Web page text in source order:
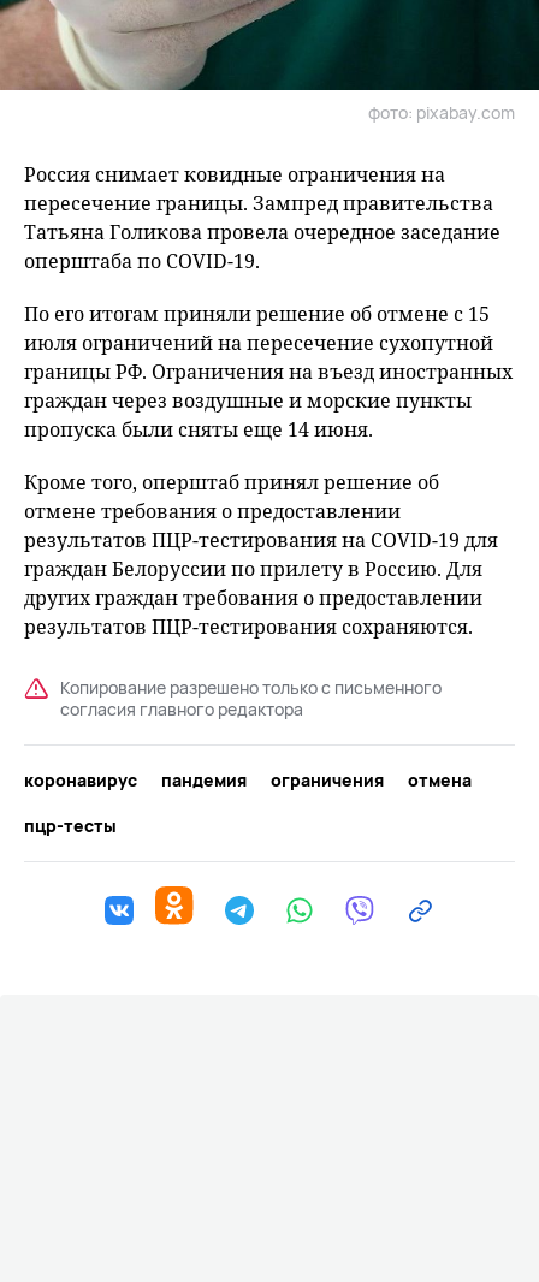
фото: pixabay.com
Россия снимает ковидные ограничения на
пересечение границы. Зампред правительства
Татьяна Голикова провела очередное заседание
оперштаба по COVID-19.
По его итогам приняли решение об отмене с 15
июля ограничений на пересечение сухопутной
границы РФ. Ограничения на въезд иностранных
граждан через воздушные и морские пункты
пропуска были сняты еще 14 июня.
Кроме того, оперштаб принял решение об
отмене требования о предоставлении
результатов ПЦР-тестирования на COVID-19 для
граждан Белоруссии по прилету в Россию. Для
других граждан требования о предоставлении
результатов ПЦР-тестирования сохраняются.
Копирование разрешено только с письменного
согласия главного редактора
коронавирус пандемия ограничения
отмена
пцр-тесты